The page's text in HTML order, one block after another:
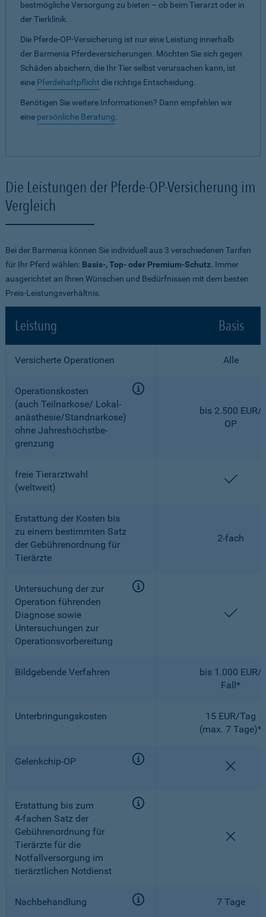
bestmögliche Versorgung zu bieten – ob beim Tierarzt oder in
der Tierklinik.
Die Pferde-OP-Versicherung ist nur eine Leistung innerhalb
der Barmenia Pferdeversicherungen. Möchten Sie sich gegen
Schäden absichern, die Ihr Tier selbst verursachen kann, ist
eine Pferdehaftpflicht die richtige Entscheidung.
Benötigen Sie weitere Informationen? Dann empfehlen wir
eine persönliche Beratung.
Die Leistungen der Pferde-OP-Versicherung im
Vergleich
Bei der Barmenia können Sie individuell aus 3 verschiedenen Tarifen
für Ihr Pferd wählen: Basis-, Top- oder Premium-Schutz. Immer
ausgerichtet an Ihren Wünschen und Bedürfnissen mit dem besten
Preis-Leistungsverhältnis.
Leistung Basis
Versicherte Operationen Alle
Operationskosten
(auch Teilnarkose/ Lokal­
anästhesie/Standnarkose)
ohne Jahreshöchstbe­
grenzung
bis 2.500 EUR/
OP
freie Tierarztwahl
(weltweit)
Erstattung der Kosten bis
zu einem bestimmten Satz
der Gebührenordnung für
Tierärzte
2-fach
Untersuchung der zur
Operation führenden
Diagnose sowie
Untersuchungen zur
Operationsvorbereitung
Bildgebende Verfahren
bis 1.000 EUR/
Fall*
Unterbringungskosten
15 EUR/Tag
(max. 7 Tage)*
Gelenkchip-OP
Erstattung bis zum
4-fachen Satz der
Gebührenordnung für
Tierärzte für die
Notfallversorgung im
tierärztlichen Notdienst
Nachbehandlung 7 Tage